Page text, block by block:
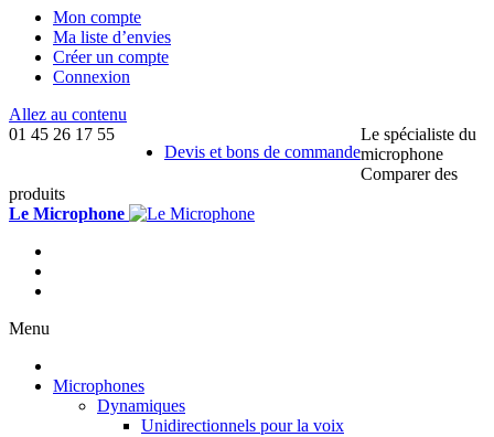
Mon compte
Ma liste d’envies
Créer un compte
Connexion
Allez au contenu
01 45 26 17 55
Devis et bons de commande
Le spécialiste du
microphone
Comparer des
produits
Le Microphone
Menu
Microphones
Dynamiques
Unidirectionnels pour la voix